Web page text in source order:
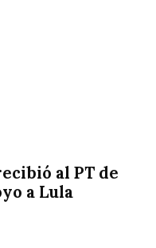
al PT de
a Lula